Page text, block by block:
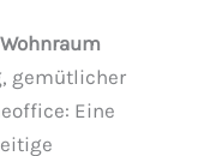
gemütlicher
Eine